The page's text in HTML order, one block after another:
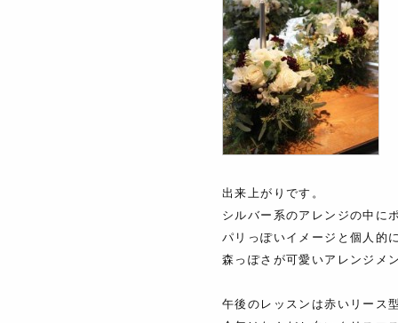
出来上がりです。
シルバー系のアレンジの中に
パリっぽいイメージと個人的
森っぽさが可愛いアレンジメ
午後のレッスンは赤いリース